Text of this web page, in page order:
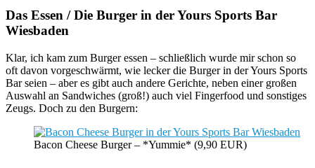
Das Essen / Die Burger in der Yours Sports Bar
Wiesbaden
Klar, ich kam zum Burger essen – schließlich wurde mir schon so
oft davon vorgeschwärmt, wie lecker die Burger in der Yours Sports
Bar seien – aber es gibt auch andere Gerichte, neben einer großen
Auswahl an Sandwiches (groß!) auch viel Fingerfood und sonstiges
Zeugs. Doch zu den Burgern:
Bacon Cheese Burger – *Yummie* (9,90 EUR)